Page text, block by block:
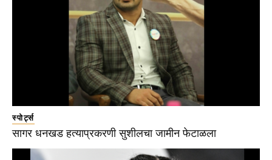
स्पोर्ट्स
सागर धनखड हत्याप्रकरणी सुशीलचा जामीन फेटाळला